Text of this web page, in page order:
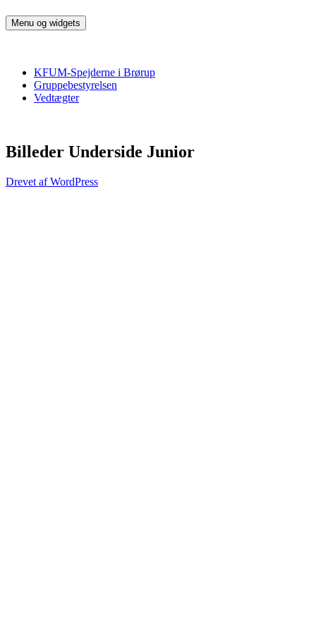
til
KFUM Spejderne i Brørup
Harald Blåtand Trop
Menu og widgets
KFUM-Spejderne i Brørup
Gruppebestyrelsen
Vedtægter
Billeder Underside Junior
Drevet af WordPress